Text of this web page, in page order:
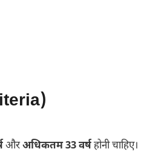
औरअधिकतम 33 वर्षहोनी चाहिए।